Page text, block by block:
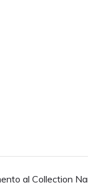
al Collection